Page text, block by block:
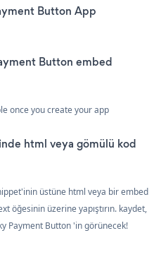
Button App
Button embed
once you create your app
html veya gömülü kod
üstüne html veya bir embed
öğesinin üzerine yapıştırın. kaydet,
Payment Button 'in görünecek!